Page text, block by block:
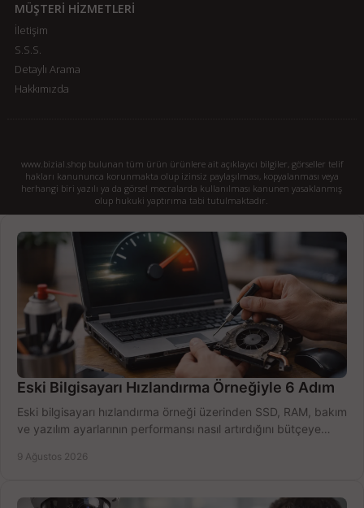
MÜŞTERİ HİZMETLERİ
İletişim
S.S.S.
Detaylı Arama
Hakkımızda
www.bizial.shop bulunan tüm ürün ürünlere ait açıklayıcı bilgiler, görseller telif
hakları kanununca korunmakta olup izinsiz paylaşılması, kopyalanması veya
herhangi biri yazılı ya da görsel mecralarda kullanılması kanunen yasaklanmış
olup hukuki yaptırıma tabi tutulmaktadır.
Eski Bilgisayarı Hızlandırma Örneğiyle 6 Adım
Eski bilgisayarı hızlandırma örneği üzerinden SSD, RAM, bakım
ve yazılım ayarlarının performansı nasıl artırdığını bütçeye
9 Ağustos 2026